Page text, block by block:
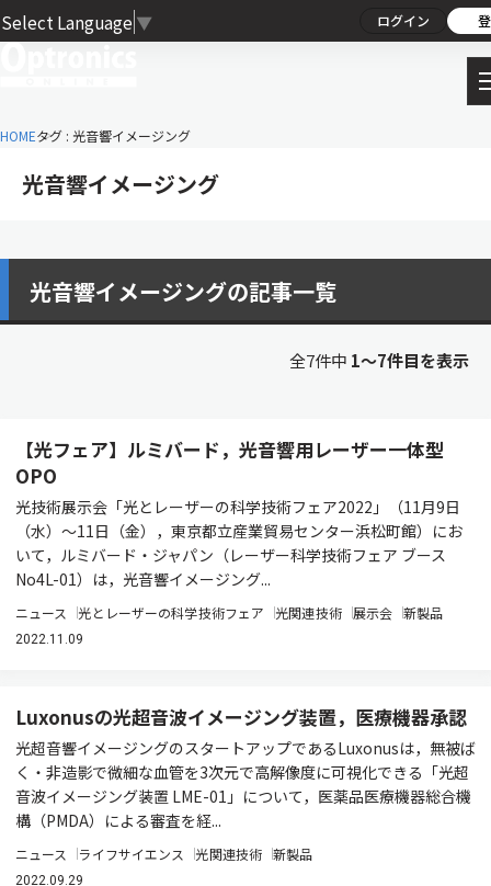
Select Language ▼ ログイン
HOMEタグ : 光音響イメージング
光音響イメージング
光音響イメージングの記事一覧
全7件中 1〜7件目を表示
【光フェア】ルミバード，光音響用レーザー一体型
OPO
光技術展示会「光とレーザーの科学技術フェア2022」（11月9日
（水）～11日（金），東京都立産業貿易センター浜松町館）にお
いて，ルミバード・ジャパン（レーザー科学技術フェア ブース
No4L-01）は，光音響イメージング...
ニュース 光とレーザーの科学技術フェア 光関連技術 展示会 新製品
2022.11.09
Luxonusの光超音波イメージング装置，医療機器承認
光超音響イメージングのスタートアップであるLuxonusは，無被ば
く・非造影で微細な血管を3次元で高解像度に可視化できる「光超
音波イメージング装置 LME-01」について，医薬品医療機器総合機
構（PMDA）による審査を経...
ニュース ライフサイエンス 光関連技術 新製品
2022.09.29